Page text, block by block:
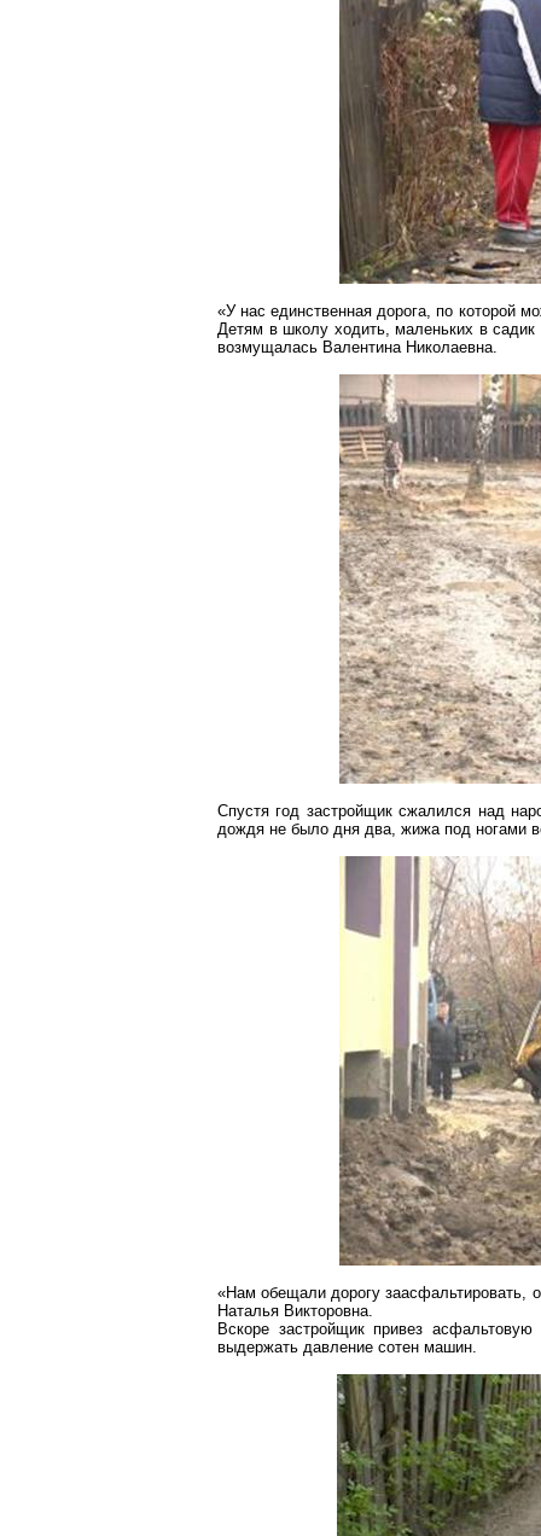
«У нас единственная дорога, по которой
Детям в школу ходить, маленьких в
возмущалась Валентина Николаевна.
Спустя год застройщик сжалился над
дождя не было дня два, жижа под ногами
«Нам обещали дорогу заасфальтировать,
Наталья Викторовна.
Вскоре застройщик привез
выдержать давление сотен машин.